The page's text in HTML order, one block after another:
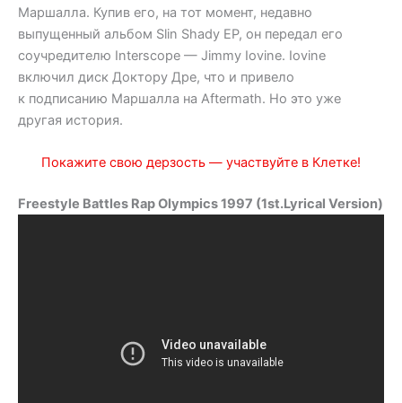
Маршалла. Купив его, на тот момент, недавно
выпущенный альбом Slin Shady EP, он передал его
соучредителю Interscope — Jimmy Iovine. Iovine
включил диск Доктору Дре, что и привело
к подписанию Маршалла на Aftermath. Но это уже
другая история.
Покажите свою дерзость — участвуйте в Клетке!
Freestyle Battles Rap Olympics 1997 (1st.Lyrical Version)